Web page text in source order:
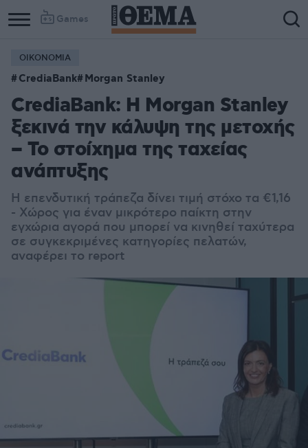
Games
ΟΙΚΟΝΟΜΙΑ
CrediaBank Morgan Stanley
CrediaBank: Η Morgan Stanley
ξεκινά την κάλυψη της μετοχής
– Το στοίχημα της ταχείας
ανάπτυξης
Η επενδυτική τράπεζα δίνει τιμή στόχο τα €1,16
- Χώρος για έναν μικρότερο παίκτη στην
εγχώρια αγορά που μπορεί να κινηθεί ταχύτερα
σε συγκεκριμένες κατηγορίες πελατών,
αναφέρει το report